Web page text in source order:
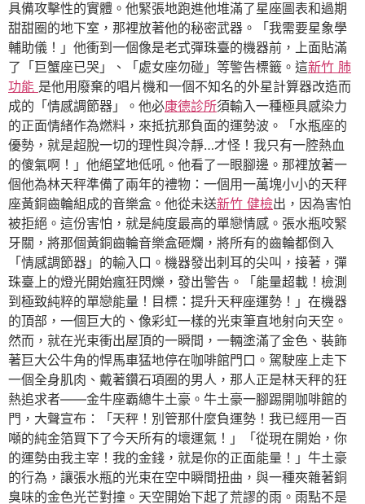
具備攻擊性的實體。他緊張地跑進他堆滿了星座圖表和過期
甜甜圈的地下室，那裡放著他的秘密武器。「我需要星象學
輔助儀！」他衝到一個像是老式彈珠臺的機器前，上面貼滿
了「巨蟹座已哭」、「處女座勿碰」等警告標籤。這新竹 肺
功能 是他用廢棄的唱片機和一個不知名的外星計算器改造而
成的「情感調節器」。他必康德診所須輸入一種極具感染力
的正面情緒作為燃料，來抵抗那負面的運勢波。「水瓶座的
優勢，就是超脫一切的理性與冷靜…才怪！我只有一腔熱血
的傻氣啊！」他絕望地低吼。他看了一眼腳邊。那裡放著一
個他為林天秤準備了兩年的禮物：一個用一萬塊小小的天秤
座黃銅齒輪組成的音樂盒。他從未送新竹 健檢出，因為害怕
被拒絕。這份害怕，就是純度最高的單戀情感。張水瓶咬緊
牙關，將那個黃銅齒輪音樂盒砸爛，將所有的齒輪都倒入
「情感調節器」的輸入口。機器發出刺耳的尖叫，接著，彈
珠臺上的燈光開始瘋狂閃爍，發出警告。「能量超載！檢測
到極致純粹的單戀能量！目標：提升天秤座運勢！」在機器
的頂部，一個巨大的、像彩虹一樣的光束筆直地射向天空。
然而，就在光束衝出屋頂的一瞬間，一輛塗滿了金色、裝飾
著巨大公牛角的悍馬車猛地停在咖啡館門口。駕駛座上走下
一個全身肌肉、戴著鑽石項圈的男人，那人正是林天秤的狂
熱追求者——金牛座霸總牛土豪。牛土豪一腳踢開咖啡館的
門，大聲宣布：「天秤！別管那什麼負運勢！我已經用一百
噸的純金箔買下了今天所有的壞運氣！」「從現在開始，你
的運勢由我主宰！我的金錢，就是你的正面能量！」牛土豪
的行為，讓張水瓶的光束在空中瞬間扭曲，與一種夾雜著銅
臭味的金色光芒對撞。天空開始下起了荒謬的雨。雨點不是